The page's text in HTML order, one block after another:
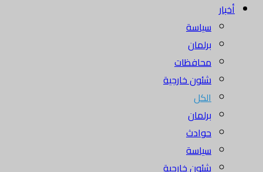
أخبار
سياسة
برلمان
محافظات
شئون خارجية
الكل
برلمان
حوادث
سياسة
شئون خارجية